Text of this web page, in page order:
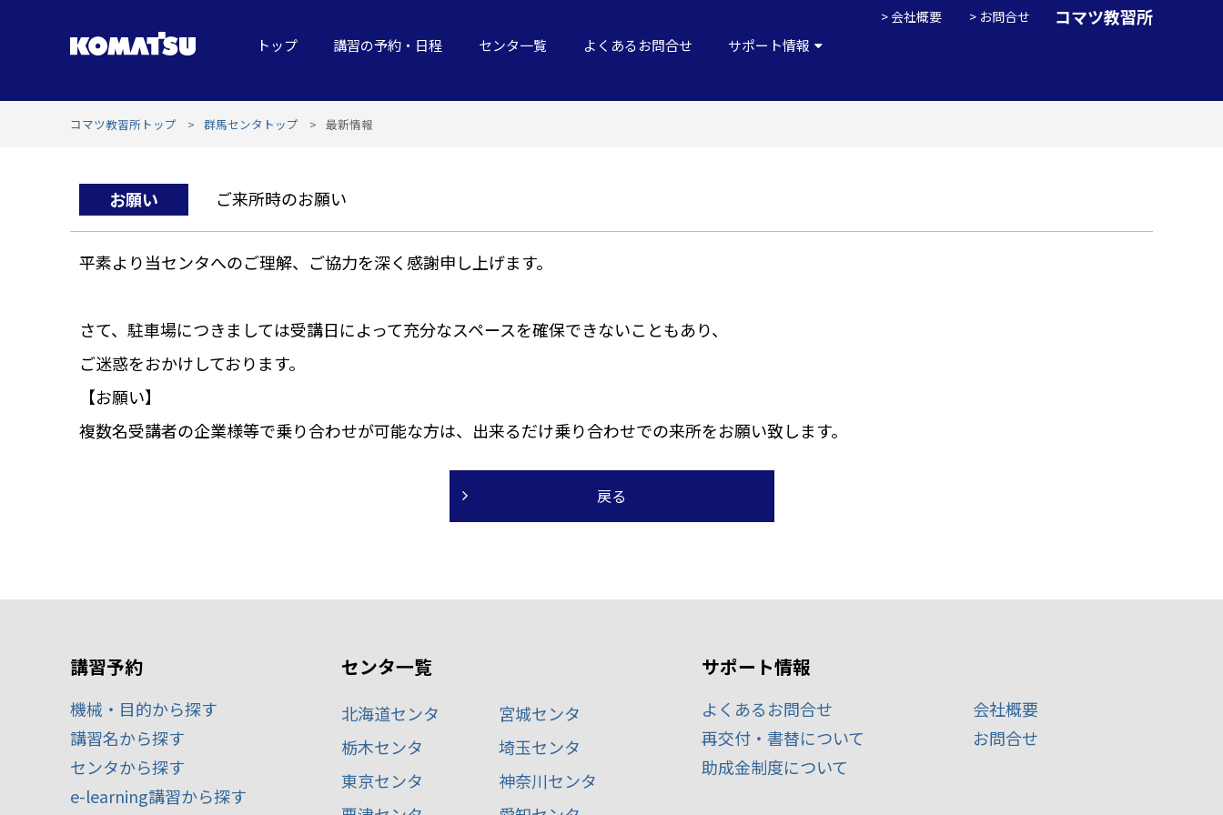
コマツ教習所
会社概要 お問合せ
トップ 講習の予約・日程 センタ一覧 よくあるお問合せ サポート情報
コマツ教習所トップ 群馬センタトップ 最新情報
お願い ご来所時のお願い
平素より当センタへのご理解、ご協力を深く感謝申し上げます。
さて、駐車場につきましては受講日によって充分なスペースを確保できないこともあり、
ご迷惑をおかけしております。
【お願い】
複数名受講者の企業様等で乗り合わせが可能な方は、出来るだけ乗り合わせでの来所をお願い致します。
講習予約
機械・目的から探す
講習名から探す
センタから探す
e-learning講習から探す
センタ一覧
北海道センタ
宮城センタ
栃木センタ
埼玉センタ
東京センタ
神奈川センタ
サポート情報
よくあるお問合せ
再交付・書替について
助成金制度について
会社概要
お問合せ